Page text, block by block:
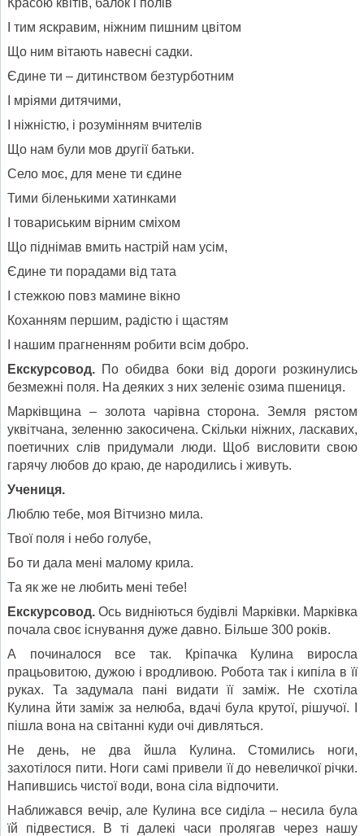
І тим яскравим, ніжним пишним цвітом
Що ним вітають навесні садки.
Єдине ти – дитинством безтурботним
І мріями дитячими,
І ніжністю, і розумінням вчителів
Що нам були мов другії батьки.
Село моє, для мене ти єдине
Тими біленькими хатинками
І товариським вірним сміхом
Що піднімав вмить настрій нам усім,
Єдине ти порадами від тата
І стежкою повз мамине вікно
Коханням першим, радістю і щастям
І нашим прагненням робити всім добро.
Екскурсовод. По обидва боки від дороги розкинулись
безмежні поля. На деяких з них зеленіє озима пшениця.
Марківщина – золота чарівна сторона. Земля рястом
уквітчана, зеленню закосичена. Скільки ніжних, ласкавих,
поетичних слів придумали люди. Щоб висловити свою
гарячу любов до краю, де народились і живуть.
Учениця.
Люблю тебе, моя Вітчизно мила.
Твої поля і небо голубе,
Бо ти дала мені малому крила.
Та як же не любить мені тебе!
Екскурсовод. Ось видніються будівлі Марківки. Марківка
почала своє існування дуже давно. Більше 300 років.
А починалося все так. Кріпачка Кулина виросла
працьовитою, дужою і вродливою. Робота так і кипіла в її
руках. Та задумала пані видати її заміж. Не схотіла
Кулина йти заміж за нелюба, вдачі була крутої, рішучої. І
пішла вона на світанні куди очі дивляться.
Не день, не два йшла Кулина. Стомились ноги,
захотілося пити. Ноги самі привели її до невеличкої річки.
Напившись чистої води, вона сіла відпочити.
Наближався вечір, але Кулина все сиділа – несила була
їй підвестися. В ті далекі часи пролягав через нашу